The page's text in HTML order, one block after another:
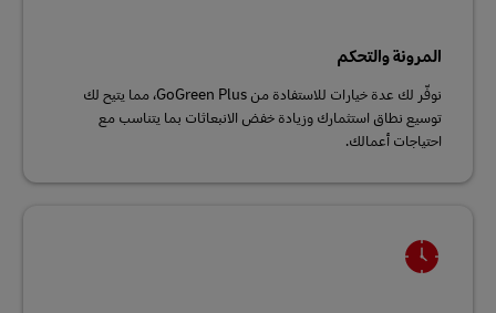
المرونة والتحكم
نوفّر لك عدة خيارات للاستفادة من GoGreen Plus، مما يتيح لك
توسيع نطاق استثمارك وزيادة خفض الانبعاثات بما يتناسب مع
احتياجات أعمالك.